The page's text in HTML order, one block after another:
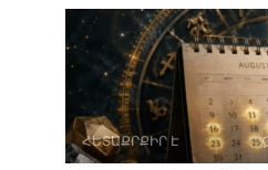
ՀԵՏԱՔՐՔԻՐ Է